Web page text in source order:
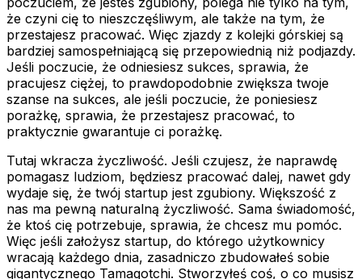
że czyni cię to nieszczęśliwym, ale także na tym, że
przestajesz pracować. Więc zjazdy z kolejki górskiej są
bardziej samospełniającą się przepowiednią niż podjazdy.
Jeśli poczucie, że odniesiesz sukces, sprawia, że
pracujesz ciężej, to prawdopodobnie zwiększa twoje
szanse na sukces, ale jeśli poczucie, że poniesiesz
porażkę, sprawia, że przestajesz pracować, to
praktycznie gwarantuje ci porażkę.
Tutaj wkracza życzliwość. Jeśli czujesz, że naprawdę
pomagasz ludziom, będziesz pracować dalej, nawet gdy
wydaje się, że twój startup jest zgubiony. Większość z
nas ma pewną naturalną życzliwość. Sama świadomość,
że ktoś cię potrzebuje, sprawia, że chcesz mu pomóc.
Więc jeśli założysz startup, do którego użytkownicy
wracają każdego dnia, zasadniczo zbudowałeś sobie
gigantycznego Tamagotchi. Stworzyłeś coś, o co musisz